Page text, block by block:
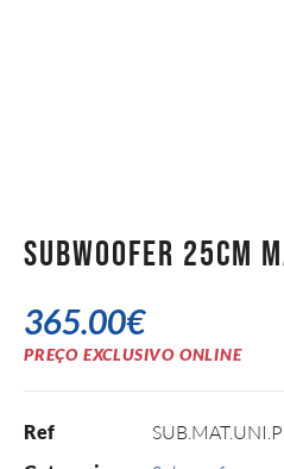
Subwoofer 25cm
365.00€
PREÇO EXCLUSIVO ONLINE
Ref